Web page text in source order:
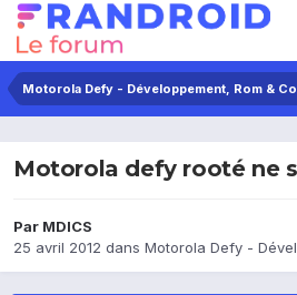
Motorola Defy - Développement, Rom & Co
Motorola defy rooté ne
Par MDICS
25 avril 2012 dans Motorola Defy -